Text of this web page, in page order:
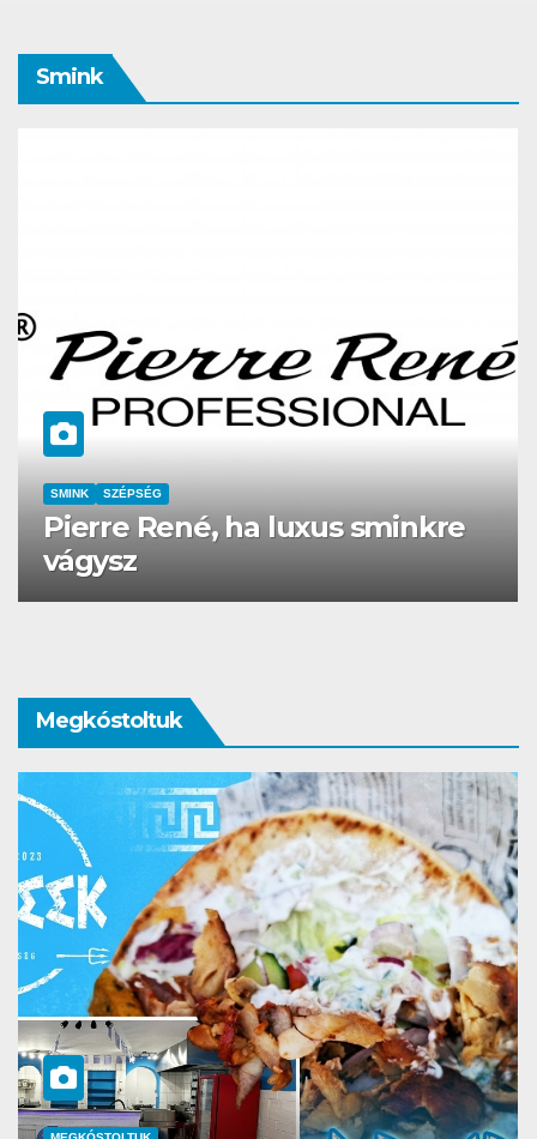
Smink
CSAJOK SMINK SZÉPSÉG
Hean sminktermékek, TESZT
Megkóstoltuk